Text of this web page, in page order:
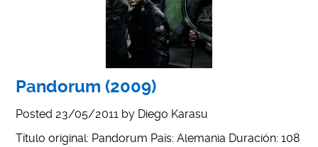
Pandorum (2009)
Posted 23/05/2011 by Diego Karasu
Título original: Pandorum País: Alemania Duración: 108